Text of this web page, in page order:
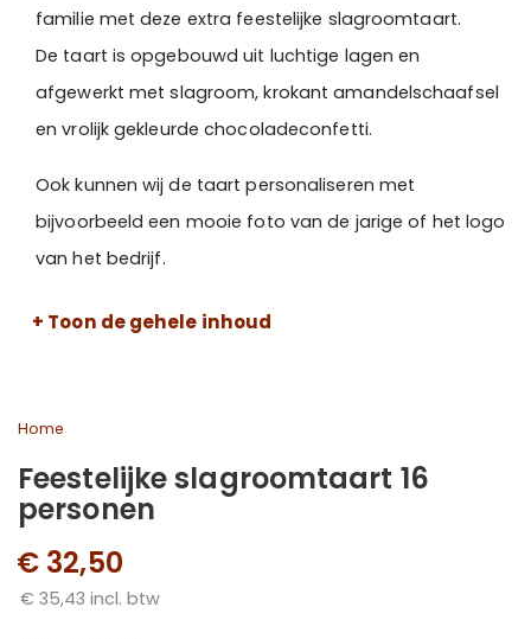
familie met deze extra feestelijke slagroomtaart.
De taart is opgebouwd uit luchtige lagen en
afgewerkt metslagroom, krokant amandelschaafsel
en vrolijk gekleurde chocoladeconfetti.
Ook kunnen wij de taart personaliseren met
bijvoorbeeld een mooie foto van de jarige of het logo
van het bedrijf.
Levertijd
Ingrediënten
[suiker, water, rode bessenpuree, glucosestroop,
geleermiddel (E440), rode bessensap (concentraat),
+ Toon de gehele inhoud
Home
Feestelijke slagroomtaart 16
personen
€ 32,50
€ 35,43 incl. btw